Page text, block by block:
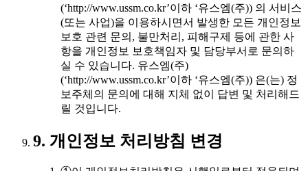
(‘http://www.ussm.co.kr’이하 ‘유스엠(주)) 의 서비스
(또는 사업)을 이용하시면서 발생한 모든 개인정보
보호 관련 문의, 불만처리, 피해구제 등에 관한 사
항을 개인정보 보호책임자 및 담당부서로 문의하
실 수 있습니다. 유스엠(주)
(‘http://www.ussm.co.kr’이하 ‘유스엠(주)) 은(는) 정
보주체의 문의에 대해 지체 없이 답변 및 처리해드
릴 것입니다.
9. 개인정보 처리방침 변경